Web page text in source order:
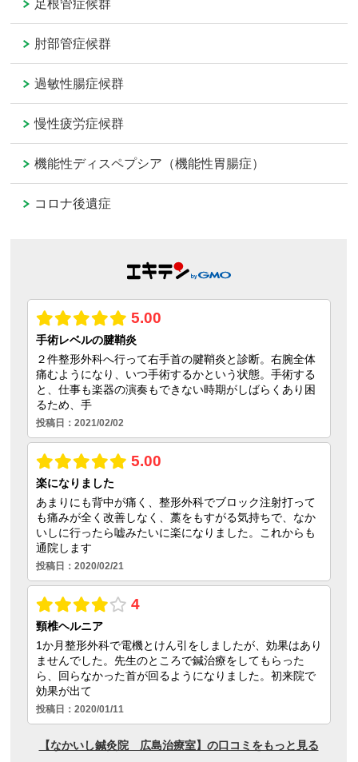
足根管症候群
肘部管症候群
過敏性腸症候群
慢性疲労症候群
機能性ディスペプシア（機能性胃腸症）
コロナ後遺症